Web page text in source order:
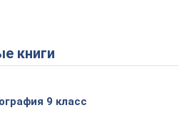
Play Video
книги
9 класс